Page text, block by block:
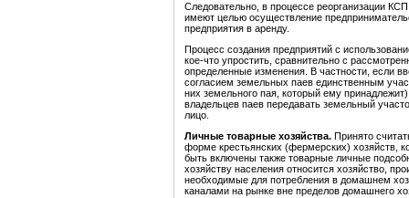
Следовательно, в процессе реорганизации
имеют целью осуществление
предприятия в аренду.
Процесс создания предприятий с
кое-что упростить, сравнительно с
определенные изменения. В частности, если
согласием земельных паев единственным
них земельного пая, который ему
владельцев паев передавать земельный
лицо.
Личные товарные хозяйства. Принято
форме крестьянских (фермерских) хозяйств,
быть включены также товарные личные
хозяйству населения относится хозяйство,
необходимые для потребления в домашнем
каналами на рынке вне пределов домашнего